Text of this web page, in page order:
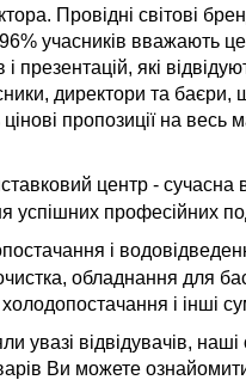
Провідні світові
учасників вважають
презентацій, які
директори та баєри,
пропозиції на весь
центр - сучасна
успішних професійних
і
обладнання для
і інші
увазі відвідувачів,
Ви можете